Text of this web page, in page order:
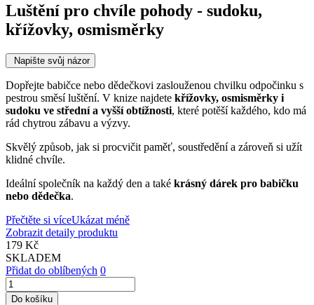
Luštění pro chvíle pohody - sudoku,
křížovky, osmisměrky
Napište svůj názor
Dopřejte babičce nebo dědečkovi zaslouženou chvilku odpočinku s
pestrou směsí luštění. V knize najdete křížovky, osmisměrky i
sudoku ve střední a vyšší obtížnosti, které potěší každého, kdo má
rád chytrou zábavu a výzvy.
Skvělý způsob, jak si procvičit paměť, soustředění a zároveň si užít
klidné chvíle.
Ideální společník na každý den a také krásný dárek pro babičku
nebo dědečka.
Přečtěte si víceUkázat méně
Zobrazit detaily produktu
179 Kč
SKLADEM
Přidat do oblíbených 0
Do košíku